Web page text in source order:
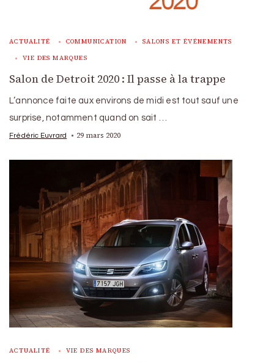
ACTUALITÉ COMMUNICATION SALONS ET ÉVÉNEMENTS
VIE DES MARQUES
Salon de Detroit 2020 : Il passe à la trappe
L’annonce faite aux environs de midi est tout sauf une
surprise, notamment quand on sait …
Frédéric Euvrard 29 mars 2020
ACTUALITÉ VIE DES MARQUES